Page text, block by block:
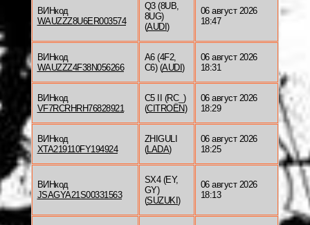
ВИНкод
WAUZZZ8U6ER003574
Q3 (8UB,
8UG)
(AUDI )
06 август 2026
18:47
ВИНкод
WAUZZZ4F38N056266
A6 (4F2,
C6) (AUDI )
06 август 2026
18:31
ВИНкод
VF7RCRHRH76828921
C5 II (RC_)
(CITROËN)
06 август 2026
18:29
ВИНкод
XTA219110FY194924
ZHIGULI
(LADA)
06 август 2026
18:25
ВИНкод
JSAGYA21S00331563
SX4 (EY,
GY)
(SUZUKI )
06 август 2026
18:13